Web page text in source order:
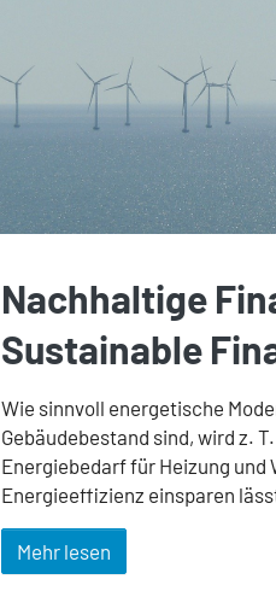
Nachhaltige
Sustainable
Wie sinnvoll energetische
Gebäudebestand sind, wird z.
Energiebedarf für Heizung und
Energieeffizienz einsparen
Mehr lesen